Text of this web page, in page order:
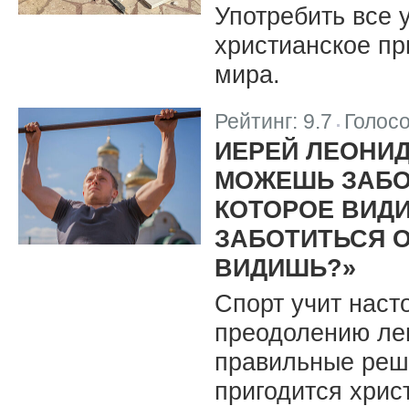
Употребить все
христианское
мира.
Рейтинг: 9.7 |
ИЕРЕЙ
МОЖЕШЬ
КОТОРОЕ
ЗАБОТИТЬСЯ
ВИДИШЬ?»
Спорт учит
преодолению
правильные
пригодится